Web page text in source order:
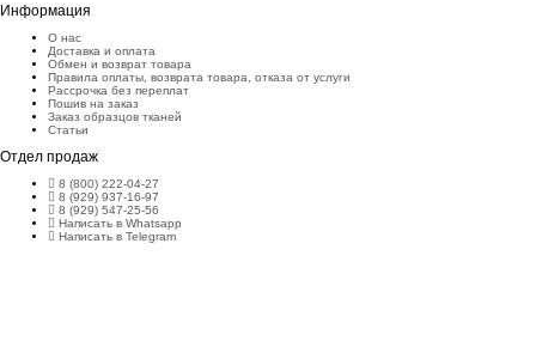
Информация
О нас
Доставка и оплата
Обмен и возврат товара
Правила оплаты, возврата товара, отказа от услуги
Рассрочка без переплат
Пошив на заказ
Заказ образцов тканей
Статьи
Отдел продаж
8 (800) 222-04-27
8 (929) 937-16-97
8 (929) 547-25-56
Написать в Whatsapp
Написать в Telegram